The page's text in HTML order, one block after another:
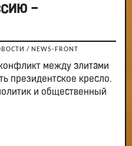
-
/ NEWS-FRONT
между элитами
президентское кресло.
и общественный